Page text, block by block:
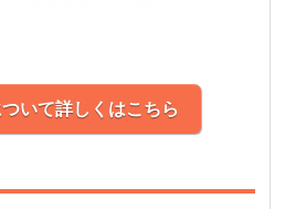
いて詳しくはこちら